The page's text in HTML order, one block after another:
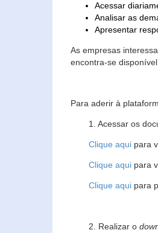
Acessar
Analisar as
Apresentar
As empresas
encontra-se
Para aderir à
1. Acessar os
Clique aqui para
Clique aqui para
Clique aqui para
2. Realizar o